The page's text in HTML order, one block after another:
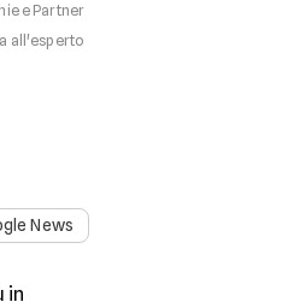
e Partner
all'esperto
News
in